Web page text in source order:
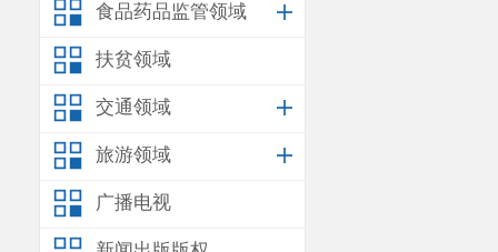
食品药品监管领域
扶贫领域
交通领域
旅游领域
广播电视